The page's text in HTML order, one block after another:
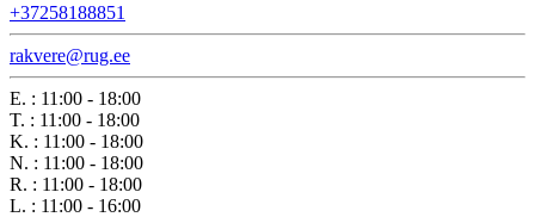
+37258188851
rakvere@rug.ee
E. : 11:00 - 18:00
T. : 11:00 - 18:00
K. : 11:00 - 18:00
N. : 11:00 - 18:00
R. : 11:00 - 18:00
L. : 11:00 - 16:00